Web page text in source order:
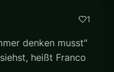
1
denken musst"
heißt Franco